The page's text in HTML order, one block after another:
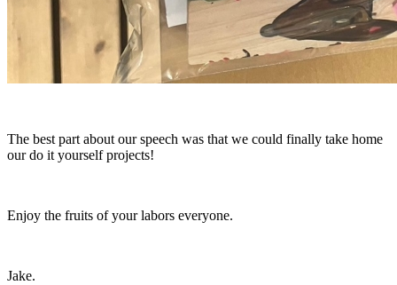
The best part about our speech was that we could finally take home
our do it yourself projects!
Enjoy the fruits of your labors everyone.
Jake.